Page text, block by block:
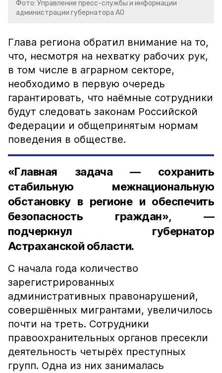
Фото: Управление пресс-службы и информации
администрации губернатора АО
Глава региона обратил внимание на то,
что, несмотря на нехватку рабочих рук,
в том числе в аграрном секторе,
необходимо в первую очередь
гарантировать, что наёмные сотрудники
будут следовать законам Российской
Федерации и общепринятым нормам
поведения в обществе.
«Главная задача — сохранить
стабильную межнациональную
обстановку в регионе и обеспечить
безопасность граждан», —
подчеркнул губернатор
Астраханской области.
С начала года количество
зарегистрированных
административных правонарушений,
совершённых мигрантами, увеличилось
почти на треть. Сотрудники
правоохранительных органов пресекли
деятельность четырёх преступных
групп. Одна из них занималась